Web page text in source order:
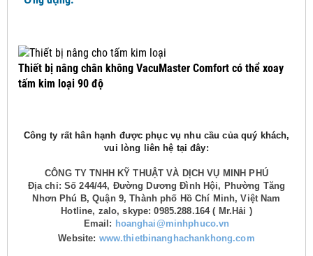
Thiết bị nâng chân không VacuMaster Comfort có thể xoay
tấm kim loại 90 độ
Công ty rất hân hạnh được phục vụ nhu cầu của quý khách,
vui lòng liên hệ tại đây:
CÔNG TY TNHH KỸ THUẬT VÀ DỊCH VỤ MINH PHÚ
Địa chỉ: Số 244/44, Đường Dương Đình Hội, Phường Tăng
Nhơn Phú B, Quận 9, Thành phố Hồ Chí Minh, Việt Nam
Hotline, zalo, skype: 0985.288.164 ( Mr.Hải )
Email: hoanghai@minhphuco.vn
Website: www.thietbinanghachankhong.com